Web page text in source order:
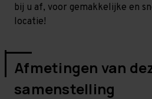
bij u af, voor gemakkelijke en
locatie!
Afmetingen van
samenstelling